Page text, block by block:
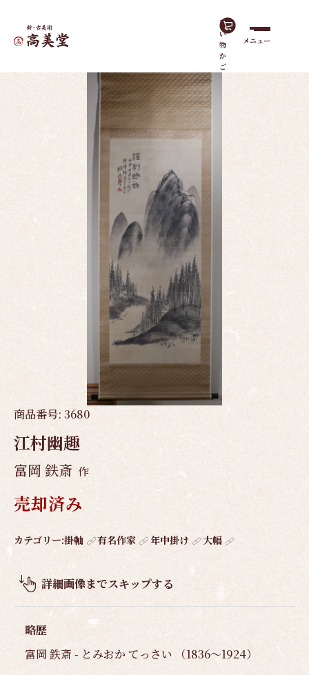
買
い
物
か
ご
メニュー
ホーム作品一覧
商品番号: 3680
江村幽趣
富岡 鉄斎 作
売却済み
作
概
要
カテゴリー:掛軸 有名作家 年中掛け 大幅
詳細画像までスキップする
略歴
富岡 鉄斎 - とみおか てっさい （1836～1924）